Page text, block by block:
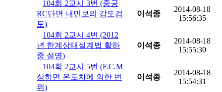
104회 2교시 3번 (중공
RC단면 내민보의 강도검
토)
이석종
2014-08-18
15:56:35
104회 2교시 4번 (2012
년 한계상태설계법 활하
중 설명)
이석종
2014-08-18
15:55:30
104회 2교시 5번 (F.C.M
상하면 온도차에 의한 변
위)
이석종
2014-08-18
15:54:31